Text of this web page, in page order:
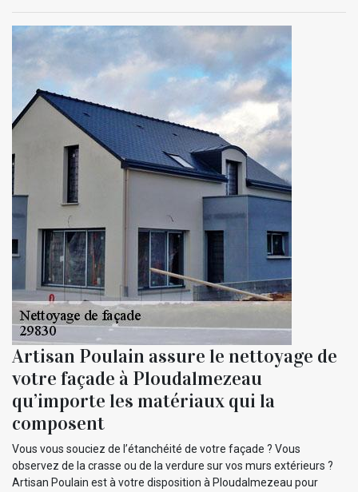
Artisan Poulain assure le nettoyage de
votre façade à Ploudalmezeau
qu’importe les matériaux qui la
composent
Vous vous souciez de l’étanchéité de votre façade ? Vous
observez de la crasse ou de la verdure sur vos murs extérieurs ?
Artisan Poulain est à votre disposition à Ploudalmezeau pour